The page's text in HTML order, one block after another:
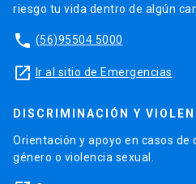
riesgo tu vida dentro de algún
phone (56)95504 5000
launch Ir al sitio de Emergencias
DISCRIMINACIÓN Y
Orientación y apoyo en casos de
género o violencia sexual.